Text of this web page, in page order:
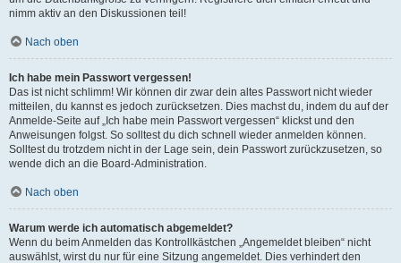
nimm aktiv an den Diskussionen teil!
Nach oben
Ich habe mein Passwort vergessen!
Das ist nicht schlimm! Wir können dir zwar dein altes Passwort nicht wieder
mitteilen, du kannst es jedoch zurücksetzen. Dies machst du, indem du auf der
Anmelde-Seite auf „Ich habe mein Passwort vergessen“ klickst und den
Anweisungen folgst. So solltest du dich schnell wieder anmelden können.
Solltest du trotzdem nicht in der Lage sein, dein Passwort zurückzusetzen, so
wende dich an die Board-Administration.
Nach oben
Warum werde ich automatisch abgemeldet?
Wenn du beim Anmelden das Kontrollkästchen „Angemeldet bleiben“ nicht
auswählst, wirst du nur für eine Sitzung angemeldet. Dies verhindert den